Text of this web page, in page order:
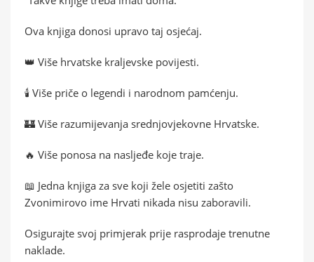
Ova knjiga donosi upravo taj osjećaj.
👑 Više hrvatske kraljevske povijesti.
🕯️ Više priče o legendi i narodnom pamćenju.
🏰 Više razumijevanja srednjovjekovne Hrvatske.
🔥 Više ponosa na nasljeđe koje traje.
📖 Jedna knjiga za sve koji žele osjetiti zašto
Zvonimirovo ime Hrvati nikada nisu zaboravili.
Osigurajte svoj primjerak prije rasprodaje trenutne
naklade.